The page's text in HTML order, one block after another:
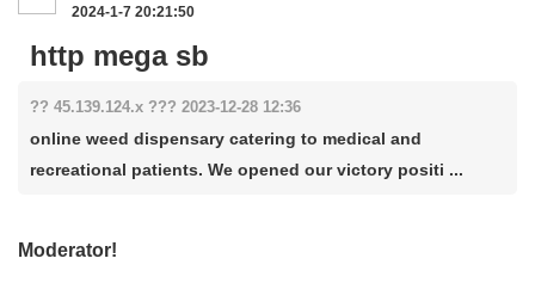
2024-1-7 20:21:50
http mega sb
?? 45.139.124.x ??? 2023-12-28 12:36
online weed dispensary catering to medical and
recreational patients. We opened our victory positi ...
Moderator!